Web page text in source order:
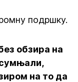
подршку.
обзира на
на то да